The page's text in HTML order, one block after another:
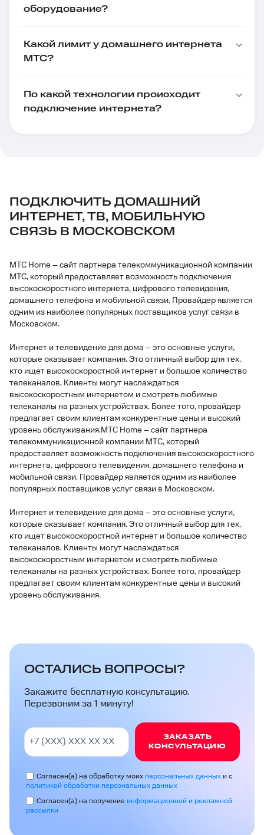
оборудование?
Какой лимит у домашнего интернета
МТС?
По какой технологии происходит
подключение интернета?
ПОДКЛЮЧИТЬ ДОМАШНИЙ
ИНТЕРНЕТ, ТВ, МОБИЛЬНУЮ
СВЯЗЬ В МОСКОВСКОМ
МТС Home – сайт партнера телекоммуникационной компании
МТС, который предоставляет возможность подключения
высокоскоростного интернета, цифрового телевидения,
домашнего телефона и мобильной связи. Провайдер является
одним из наиболее популярных поставщиков услуг связи в
Московском.
Интернет и телевидение для дома – это основные услуги,
которые оказывает компания. Это отличный выбор для тех,
кто ищет высокоскоростной интернет и большое количество
телеканалов. Клиенты могут наслаждаться
высокоскоростным интернетом и смотреть любимые
телеканалы на разных устройствах. Более того, провайдер
предлагает своим клиентам конкурентные цены и высокий
уровень обслуживания.МТС Home – сайт партнера
телекоммуникационной компании МТС, который
предоставляет возможность подключения высокоскоростного
интернета, цифрового телевидения, домашнего телефона и
мобильной связи. Провайдер является одним из наиболее
популярных поставщиков услуг связи в Московском.
Интернет и телевидение для дома – это основные услуги,
которые оказывает компания. Это отличный выбор для тех,
кто ищет высокоскоростной интернет и большое количество
телеканалов. Клиенты могут наслаждаться
высокоскоростным интернетом и смотреть любимые
телеканалы на разных устройствах. Более того, провайдер
предлагает своим клиентам конкурентные цены и высокий
уровень обслуживания.
ОСТАЛИСЬ ВОПРОСЫ?
Закажите бесплатную консультацию.
Перезвоним за 1 минуту!
ЗАКАЗАТЬ
КОНСУЛЬТАЦИЮ
Согласен(а) на обработку моих персональных данных и с
политикой обработки персональных данных
Согласен(а) на получение информационной и рекламной
рассылки